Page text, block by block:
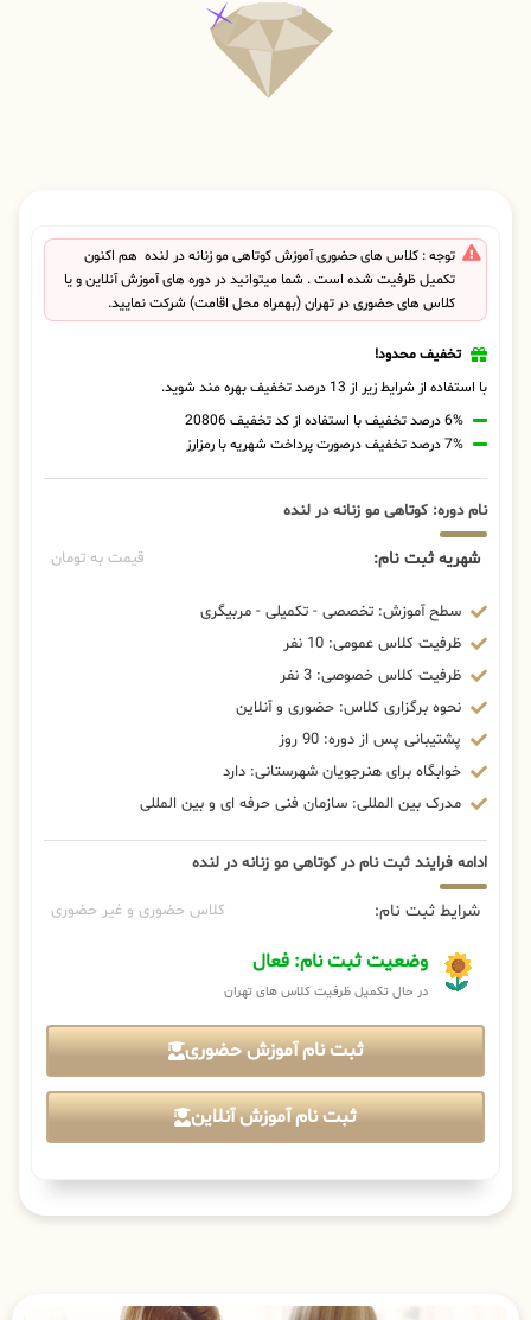
توجه : کلاس های حضوری آموزش کوتاهی مو زنانه در لنده هم اکنون
تکمیل ظرفیت شده است . شما میتوانید در دوره های آموزش آنلاین و یا
کلاس های حضوری در تهران (بهمراه محل اقامت) شرکت نمایید.
تخفیف محدود!
با استفاده از شرایط زیر از 13 درصد تخفیف بهره مند شوید.
6% درصد تخفیف با استفاده از کد تخفیف 20806
7% درصد تخفیف درصورت پرداخت شهریه با رمزارز
نام دوره: کوتاهی مو زنانه در لنده
شهریه ثبت نام: قیمت به تومان
سطح آموزش: تخصصی - تکمیلی - مربیگری
ظرفیت کلاس عمومی: 10 نفر
ظرفیت کلاس خصوصی: 3 نفر
نحوه برگزاری کلاس: حضوری و آنلاین
پشتیبانی پس از دوره: 90 روز
خوابگاه برای هنرجویان شهرستانی: دارد
مدرک بین المللی: سازمان فنی حرفه ای و بین المللی
ادامه فرایند ثبت نام در کوتاهی مو زنانه در لنده
شرایط ثبت نام: کلاس حضوری و غیر حضوری
وضعیت ثبت نام: فعال
در حال تکمیل ظرفیت کلاس های تهران
ثبت نام آموزش حضوری
ثبت نام آموزش آنلاین